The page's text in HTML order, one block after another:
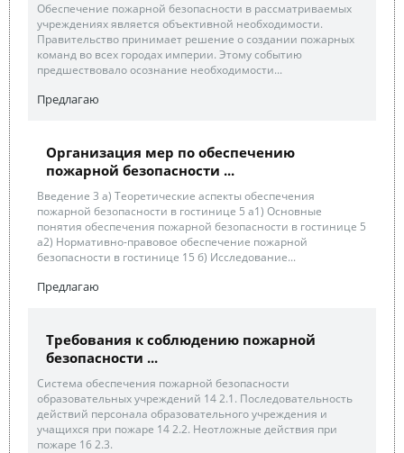
Обеспечение пожарной безопасности в рассматриваемых
учреждениях является объективной необходимости.
Правительство принимает решение о создании пожарных
команд во всех городах империи. Этому событию
предшествовало осознание необходимости...
Предлагаю
Организация мер по обеспечению
пожарной безопасности ...
Введение 3 а) Теоретические аспекты обеспечения
пожарной безопасности в гостинице 5 а1) Основные
понятия обеспечения пожарной безопасности в гостинице 5
а2) Нормативно-правовое обеспечение пожарной
безопасности в гостинице 15 б) Исследование...
Предлагаю
Требования к соблюдению пожарной
безопасности ...
Система обеспечения пожарной безопасности
образовательных учреждений 14 2.1. Последовательность
действий персонала образовательного учреждения и
учащихся при пожаре 14 2.2. Неотложные действия при
пожаре 16 2.3.